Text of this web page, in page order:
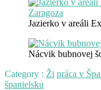
Jazierko v areáli
Nácvik bubnovej
Category : Ži práca v
španielsku